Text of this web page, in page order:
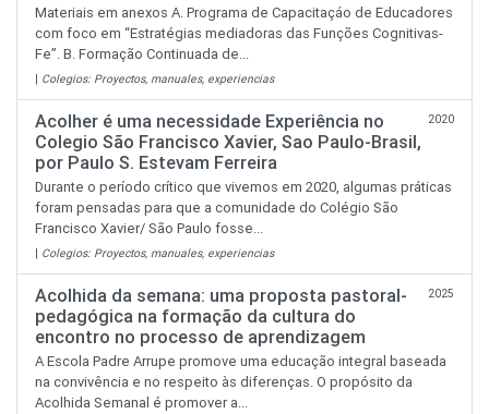
Materiais em anexos A. Programa de Capacitaçáo de Educadores
com foco em “Estratégias mediadoras das Funções Cognitivas-
Fe”. B. Formação Continuada de...
| Colegios: Proyectos, manuales, experiencias
Acolher é uma necessidade Experiência no
Colegio São Francisco Xavier, Sao Paulo-Brasil,
por Paulo S. Estevam Ferreira
2020
Durante o período crítico que vivemos em 2020, algumas práticas
foram pensadas para que a comunidade do Colégio São
Francisco Xavier/ São Paulo fosse...
| Colegios: Proyectos, manuales, experiencias
Acolhida da semana: uma proposta pastoral-
pedagógica na formação da cultura do
encontro no processo de aprendizagem
2025
A Escola Padre Arrupe promove uma educação integral baseada
na convivência e no respeito às diferenças. O propósito da
Acolhida Semanal é promover a...